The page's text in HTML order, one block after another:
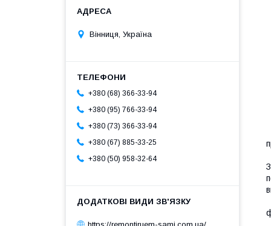
Вінниця, Україна
+380 (68) 366-33-94
+380 (95) 766-33-94
+380 (73) 366-33-94
+380 (67) 885-33-25
+380 (50) 958-32-64
https://remontiruem-sami.com.ua/